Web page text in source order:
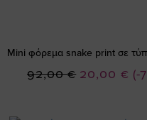
Mini φόρεμα snake print σε
(-
Ειδική
20,00 €
92,00 €